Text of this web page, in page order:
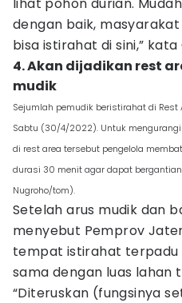
dengan baik,
bisa istirahat di sini,” kata
4. Akan dijadikan rest
mudik
Sejumlah pemudik beristirahat di Rest
Sabtu (30/4/2022). Untuk
di rest area tersebut pengelola
durasi 30 menit agar dapat bergantian.
Nugroho/tom).
Setelah arus mudik dan
menyebut Pemprov
tempat istirahat terpadu
sama dengan luas lahan
“Diteruskan (fungsinya